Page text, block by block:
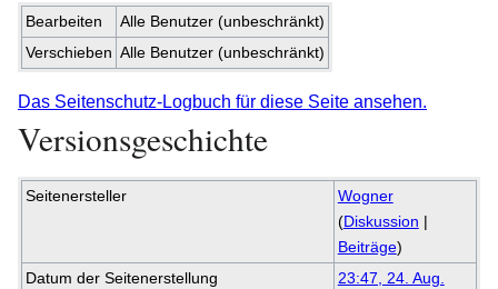
Bearbeiten
Alle Benutzer (unbeschränkt)
Verschieben Alle Benutzer (unbeschränkt)
Das Seitenschutz-Logbuch für diese Seite ansehen.
Versionsgeschichte
Seitenersteller
Wogner
(Diskussion |
Beiträge)
Datum der Seitenerstellung
23:47, 24. Aug.